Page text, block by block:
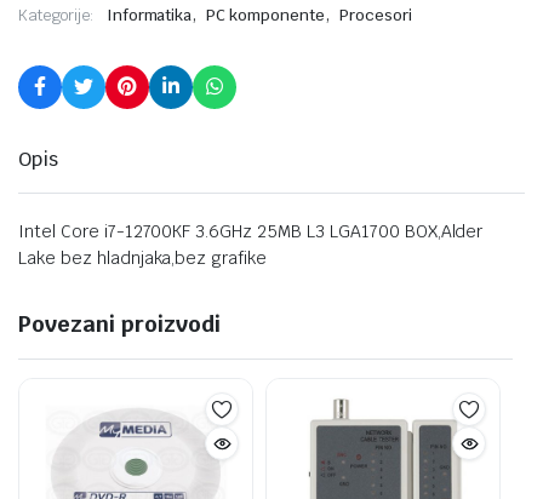
Kategorije: Informatika, PC komponente, Procesori
Opis
Intel Core i7-12700KF 3.6GHz 25MB L3 LGA1700 BOX,Alder
Lake bez hladnjaka,bez grafike
Povezani proizvodi